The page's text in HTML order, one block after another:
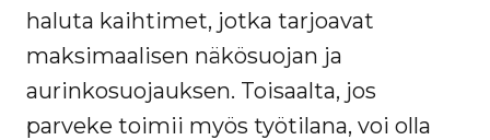
haluta kaihtimet, jotka tarjoavat
maksimaalisen näkösuojan ja
aurinkosuojauksen. Toisaalta, jos
parveke toimii myös työtilana, voi olla